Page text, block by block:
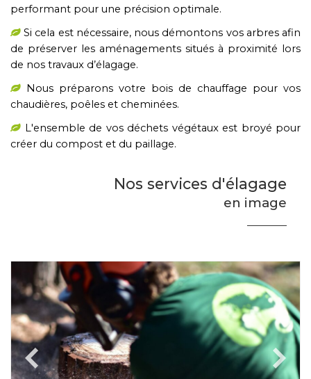
performant pour une précision optimale.
Si cela est nécessaire, nous démontons vos arbres afin
de préserver les aménagements situés à proximité lors
de nos travaux d’élagage.
Nous préparons votre bois de chauffage pour vos
chaudières, poêles et cheminées.
L'ensemble de vos déchets végétaux est broyé pour
créer du compost et du paillage.
Nos services d'élagage
en image